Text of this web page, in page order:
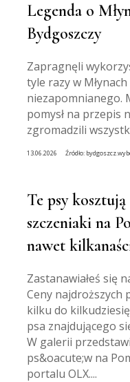
Legenda o
Bydgoszczy
Zapragnęli
tyle razy w
niezapomnianego.
pomysł na przepis
zgromadzili
13.06.2026 Źródło:
Te psy
szczeniaki na
nawet
Zastanawiałeś się
Ceny najdroższych
kilku do
psa znajdującego
W galerii
ps&oacute;w na
portalu OLX....